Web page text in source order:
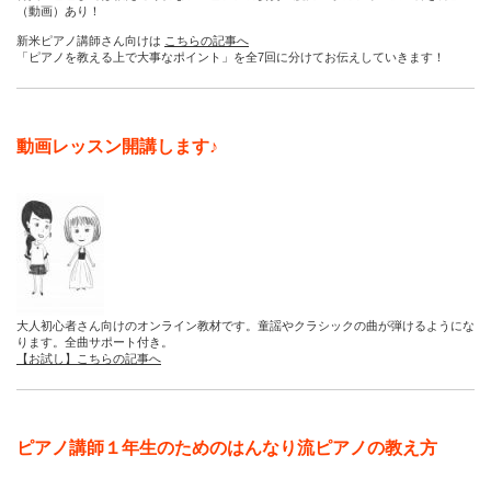
（動画）あり！
新米ピアノ講師さん向けは こちらの記事へ
「ピアノを教える上で大事なポイント」を全7回に分けてお伝えしていきます！
動画レッスン開講します♪
大人初心者さん向けのオンライン教材です。童謡やクラシックの曲が弾けるようにな
ります。全曲サポート付き。
【お試し】こちらの記事へ
ピアノ講師１年生のためのはんなり流ピアノの教え方